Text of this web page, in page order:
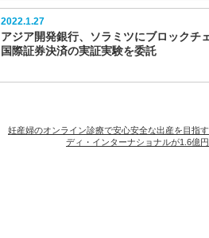
2022.1.27
アジア開発銀行、ソラミツにブロックチ
国際証券決済の実証実験を委託
妊産婦のオンライン診療で安心安全な出産を目指
ディ・インターナショナルが1.6億